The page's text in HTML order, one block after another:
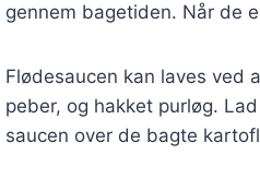
gennem bagetiden. Når de
Flødesaucen kan laves ved
peber, og hakket purløg.
saucen over de bagte